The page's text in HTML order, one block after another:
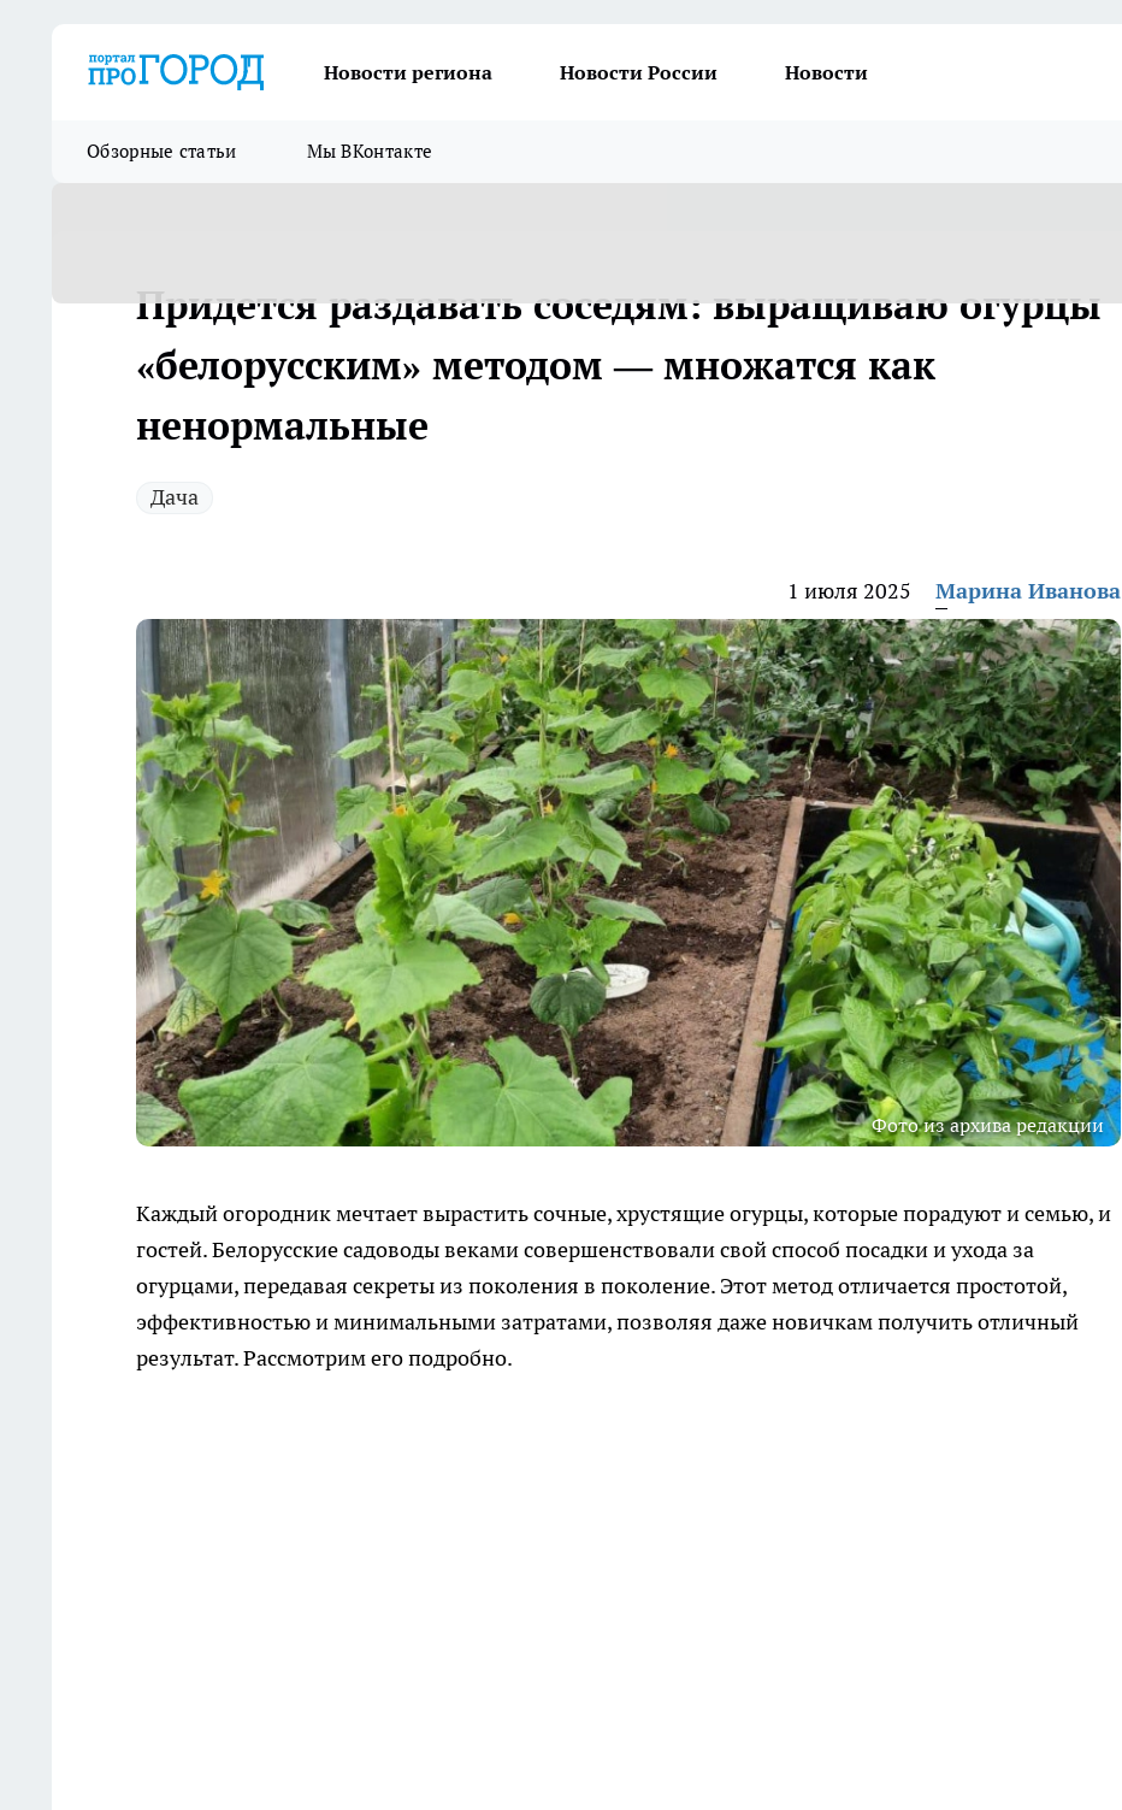
Новости региона Новости России Новости
Обзорные статьи Мы ВКонтакте
Придется раздавать соседям: выращиваю огурцы
«белорусским» методом — множатся как
ненормальные
Дача
1 июля 2025 Марина Иванова
Фото из архива редакции
Каждый огородник мечтает вырастить сочные, хрустящие огурцы, которые порадуют и семью, и
гостей. Белорусские садоводы веками совершенствовали свой способ посадки и ухода за
огурцами, передавая секреты из поколения в поколение. Этот метод отличается простотой,
эффективностью и минимальными затратами, позволяя даже новичкам получить отличный
результат. Рассмотрим его подробно.